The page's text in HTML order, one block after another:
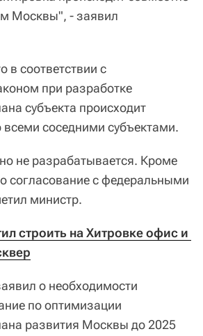
Москвы", - заявил
в соответствии с
при разработке
субъекта происходит
всеми соседними субъектами.
не разрабатывается. Кроме
согласование с федеральными
министр.
строить на Хитровке офис и
о необходимости
по оптимизации
развития Москвы до 2025